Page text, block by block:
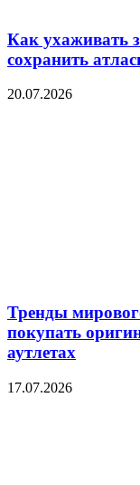
Как ухаживать
сохранить
20.07.2026
Тренды
покупать
аутлетах
17.07.2026